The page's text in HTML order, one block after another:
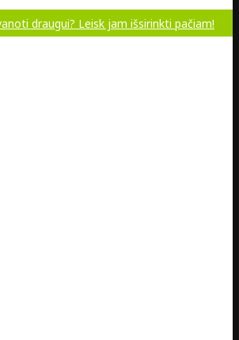
Leisk jam išsirinkti pačiam!